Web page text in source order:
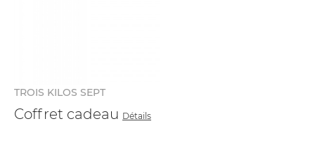
TROIS KILOS SEPT
Coffret cadeau Détails